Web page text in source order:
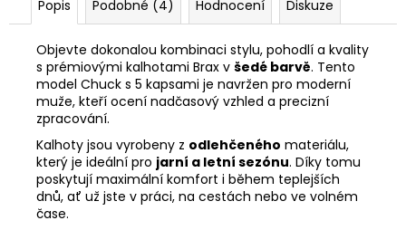
Popis Podobné (4) Hodnocení Diskuze
Objevte dokonalou kombinaci stylu, pohodlí a kvality
s prémiovými kalhotami Brax v šedé barvě. Tento
model Chuck s 5 kapsami je navržen pro moderní
muže, kteří ocení nadčasový vzhled a precizní
zpracování.
Kalhoty jsou vyrobeny z odlehčeného materiálu,
který je ideální pro jarní a letní sezónu. Díky tomu
poskytují maximální komfort i během teplejších
dnů, ať už jste v práci, na cestách nebo ve volném
čase.